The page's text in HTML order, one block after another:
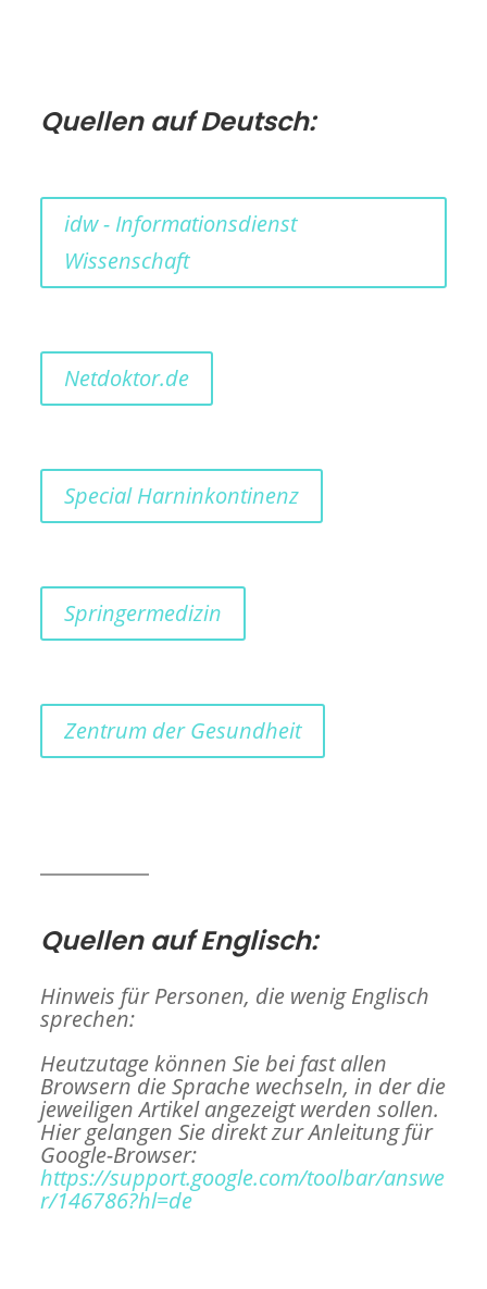
Quellen auf Deutsch:
idw - Informationsdienst
Wissenschaft
Netdoktor.de
Special Harninkontinenz
Springermedizin
Zentrum der Gesundheit
Quellen auf Englisch:
Hinweis für Personen, die wenig Englisch
sprechen:
Heutzutage können Sie bei fast allen
Browsern die Sprache wechseln, in der die
jeweiligen Artikel angezeigt werden sollen.
Hier gelangen Sie direkt zur Anleitung für
Google-Browser:
https://support.google.com/toolbar/answe
r/146786?hl=de